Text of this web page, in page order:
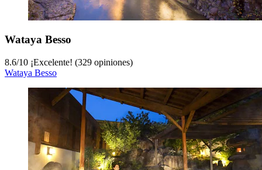
Wataya Besso
8.6/10 ¡Excelente! (329 opiniones)
Wataya Besso